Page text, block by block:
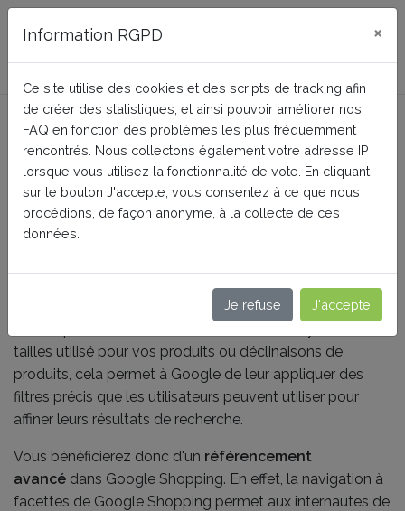
FAQ BusinessTech
Est-ce utile d'indiquer le
système de tailles utilisé
pour mes produits ?
tailles utilisé pour vos produits ou déclinaisons de
produits, cela permet à Google de leur appliquer des
filtres précis que les utilisateurs peuvent utiliser pour
affiner leurs résultats de recherche.
Vous bénéficierez donc d'un référencement
avancé dans Google Shopping. En effet, la navigation à
facettes de Google Shopping permet aux internautes de
Information RGPD ×
Ce site utilise des cookies et des scripts de tracking afin
de créer des statistiques, et ainsi pouvoir améliorer nos
FAQ en fonction des problèmes les plus fréquemment
rencontrés. Nous collectons également votre adresse IP
lorsque vous utilisez la fonctionnalité de vote. En cliquant
sur le bouton J'accepte, vous consentez à ce que nous
procédions, de façon anonyme, à la collecte de ces
données.
Je refuse J'accepte